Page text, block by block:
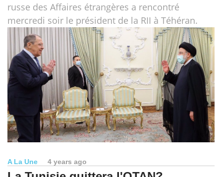
russe des Affaires étrangères a rencontré
mercredi soir le président de la RII à Téhéran.
A La Une 4 years ago